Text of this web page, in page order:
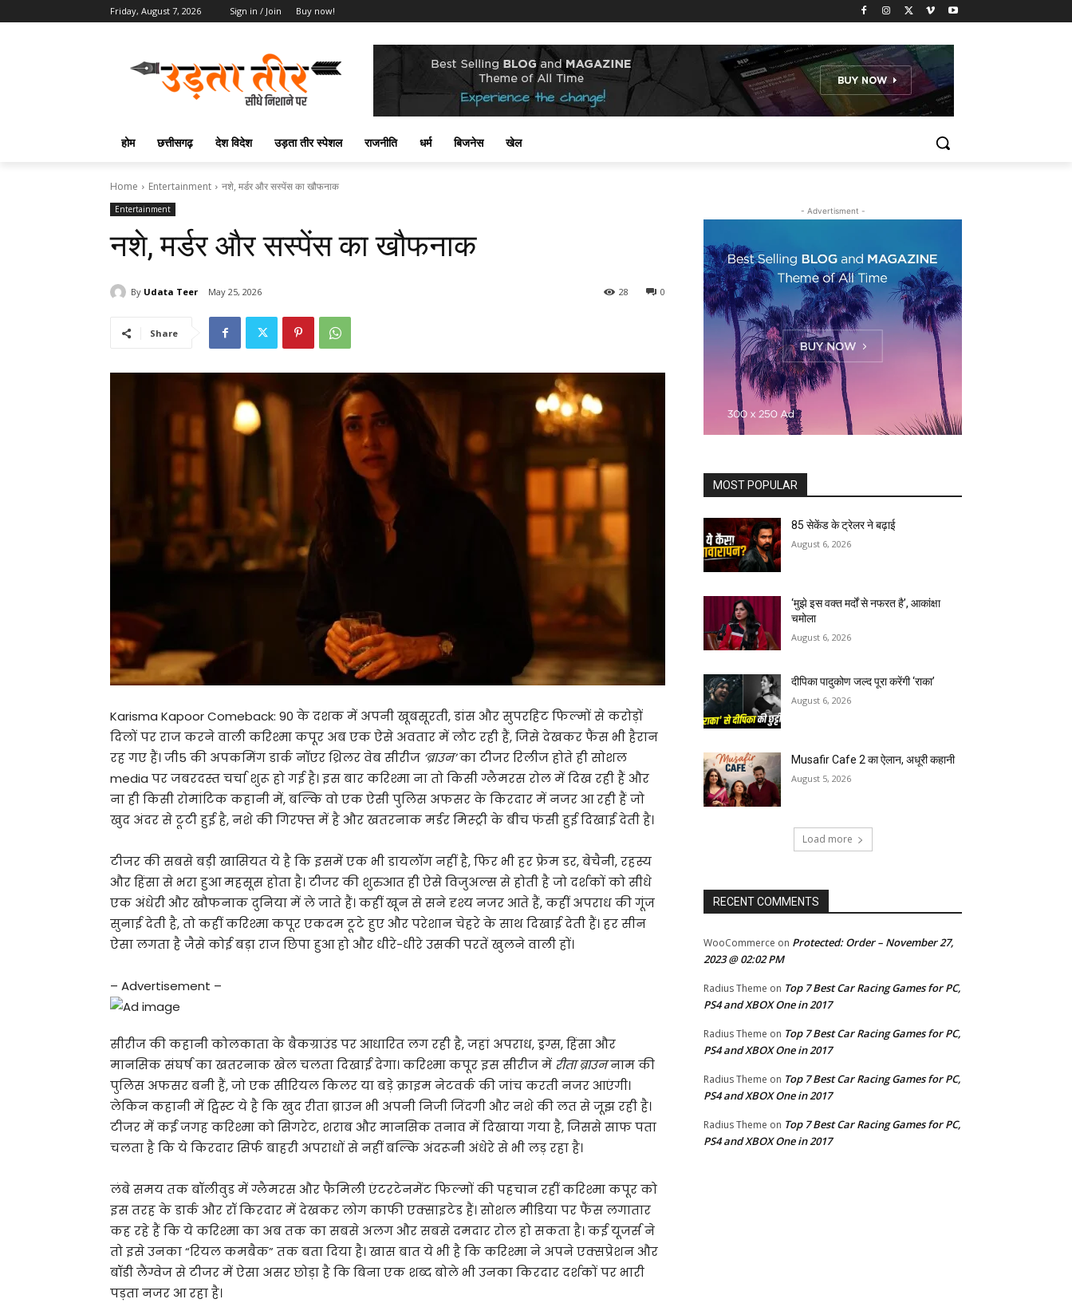
Friday, August 7, 2026 Sign in / Join Buy now!
होम छत्तीसगढ़ देश विदेश उड़ता तीर स्पेशल राजनीति धर्म बिजनेस खेल
Home Entertainment नशे, मर्डर और सस्पेंस का खौफनाक
Entertainment
नशे, मर्डर और सस्पेंस का खौफनाक
By Udata Teer May 25, 2026 0
28
Share
Karisma Kapoor Comeback: 90 के दशक में अपनी खूबसूरती, डांस और सुपरहिट फिल्मों से करोड़ों
दिलों पर राज करने वाली करिश्मा कपूर अब एक ऐसे अवतार में लौट रही हैं, जिसे देखकर फैंस भी हैरान
रह गए हैं। जी5 की अपकमिंग डार्क नॉएर थ्रिलर वेब सीरीज ‘ब्राउन’का टीजर रिलीज होते ही सोशल
media पर जबरदस्त चर्चा शुरू हो गई है। इस बार करिश्मा ना तो किसी ग्लैमरस रोल में दिख रही हैं और
ना ही किसी रोमांटिक कहानी में, बल्कि वो एक ऐसी पुलिस अफसर के किरदार में नजर आ रही हैं जो
खुद अंदर से टूटी हुई है, नशे की गिरफ्त में है और खतरनाक मर्डर मिस्ट्री के बीच फंसी हुई दिखाई देती है।
टीजर की सबसे बड़ी खासियत ये है कि इसमें एक भी डायलॉग नहीं है, फिर भी हर फ्रेम डर, बेचैनी, रहस्य
और हिंसा से भरा हुआ महसूस होता है। टीजर की शुरुआत ही ऐसे विजुअल्स से होती है जो दर्शकों को सीधे
एक अंधेरी और खौफनाक दुनिया में ले जाते हैं। कहीं खून से सने दृश्य नजर आते हैं, कहीं अपराध की गूंज
सुनाई देती है, तो कहीं करिश्मा कपूर एकदम टूटे हुए और परेशान चेहरे के साथ दिखाई देती हैं। हर सीन
ऐसा लगता है जैसे कोई बड़ा राज छिपा हुआ हो और धीरे-धीरे उसकी परतें खुलने वाली हों।
– Advertisement –
सीरीज की कहानी कोलकाता के बैकग्राउंड पर आधारित लग रही है, जहां अपराध, ड्रग्स, हिंसा और
मानसिक संघर्ष का खतरनाक खेल चलता दिखाई देगा। करिश्मा कपूर इस सीरीज में रीता ब्राउननाम की
पुलिस अफसर बनी हैं, जो एक सीरियल किलर या बड़े क्राइम नेटवर्क की जांच करती नजर आएंगी।
लेकिन कहानी में ट्विस्ट ये है कि खुद रीता ब्राउन भी अपनी निजी जिंदगी और नशे की लत से जूझ रही है।
टीजर में कई जगह करिश्मा को सिगरेट, शराब और मानसिक तनाव में दिखाया गया है, जिससे साफ पता
चलता है कि ये किरदार सिर्फ बाहरी अपराधों से नहीं बल्कि अंदरूनी अंधेरे से भी लड़ रहा है।
लंबे समय तक बॉलीवुड में ग्लैमरस और फैमिली एंटरटेनमेंट फिल्मों की पहचान रहीं करिश्मा कपूर को
इस तरह के डार्क और रॉ किरदार में देखकर लोग काफी एक्साइटेड हैं। सोशल मीडिया पर फैंस लगातार
कह रहे हैं कि ये करिश्मा का अब तक का सबसे अलग और सबसे दमदार रोल हो सकता है। कई यूजर्स ने
तो इसे उनका “रियल कमबैक” तक बता दिया है। खास बात ये भी है कि करिश्मा ने अपने एक्सप्रेशन और
बॉडी लैंग्वेज से टीजर में ऐसा असर छोड़ा है कि बिना एक शब्द बोले भी उनका किरदार दर्शकों पर भारी
पड़ता नजर आ रहा है।
- Advertisment -
MOST POPULAR
85 सेकेंड के ट्रेलर ने बढ़ाई
August 6, 2026
‘मुझे इस वक्त मर्दों से नफरत है’, आकांक्षा
चमोला
August 6, 2026
दीपिका पादुकोण जल्द पूरा करेंगी ‘राका’
August 6, 2026
Musafir Cafe 2 का ऐलान, अधूरी कहानी
August 5, 2026
Load more
RECENT COMMENTS
WooCommerce on Protected: Order – November 27,
2023 @ 02:02 PM
Radius Theme on Top 7 Best Car Racing Games for PC,
PS4 and XBOX One in 2017
Radius Theme on Top 7 Best Car Racing Games for PC,
PS4 and XBOX One in 2017
Radius Theme on Top 7 Best Car Racing Games for PC,
PS4 and XBOX One in 2017
Radius Theme on Top 7 Best Car Racing Games for PC,
PS4 and XBOX One in 2017